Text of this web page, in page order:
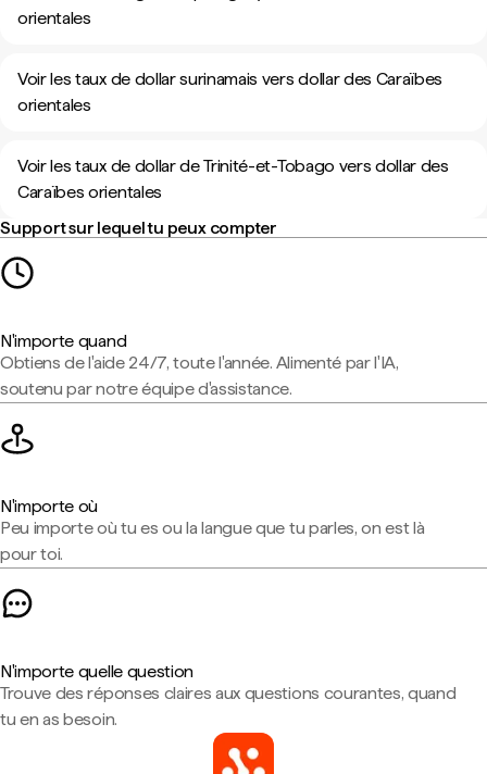
orientales
Voir les taux de dollar surinamais vers dollar des Caraïbes
orientales
Voir les taux de dollar de Trinité-et-Tobago vers dollar des
Caraïbes orientales
Support sur lequel tu peux compter
N'importe quand
Obtiens de l'aide 24/7, toute l'année. Alimenté par l'IA,
soutenu par notre équipe d'assistance.
N'importe où
Peu importe où tu es ou la langue que tu parles, on est là
pour toi.
N'importe quelle question
Trouve des réponses claires aux questions courantes, quand
tu en as besoin.